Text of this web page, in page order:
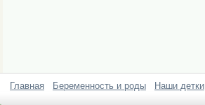
Главная Беременность и роды Наши детки